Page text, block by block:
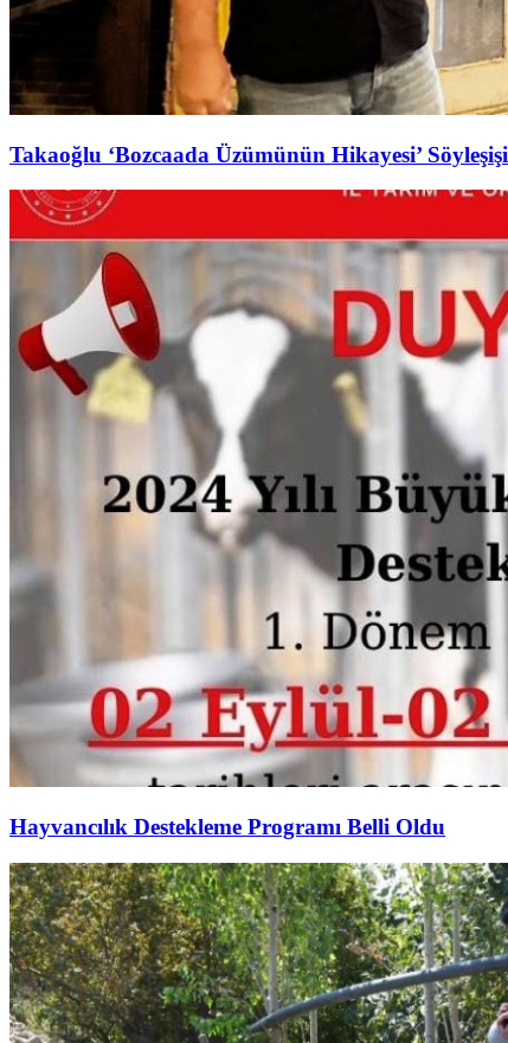
Takaoğlu ‘Bozcaada Üzümünün Hikayesi’ Söyleşişi
Hayvancılık Destekleme Programı Belli Oldu